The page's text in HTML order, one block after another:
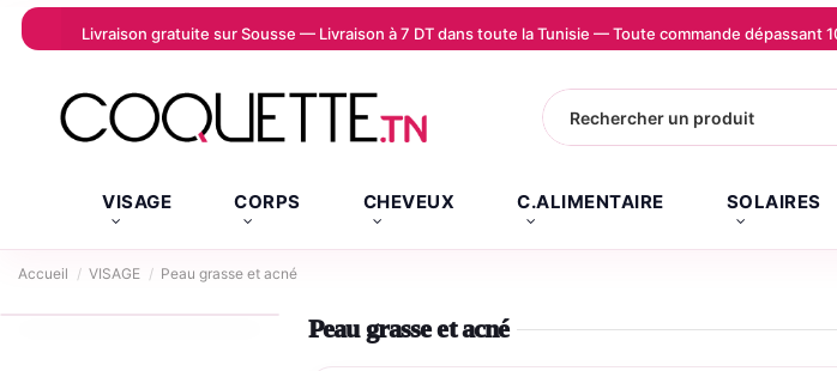
Livraison gratuite sur Sousse — Livraison à 7 DT dans toute la Tunisie — Toute commande
VISAGE CORPS CHEVEUX C.ALIMENTAIRE SOLAIRES
Accueil VISAGE Peau grasse et acné
Peau grasse et acné